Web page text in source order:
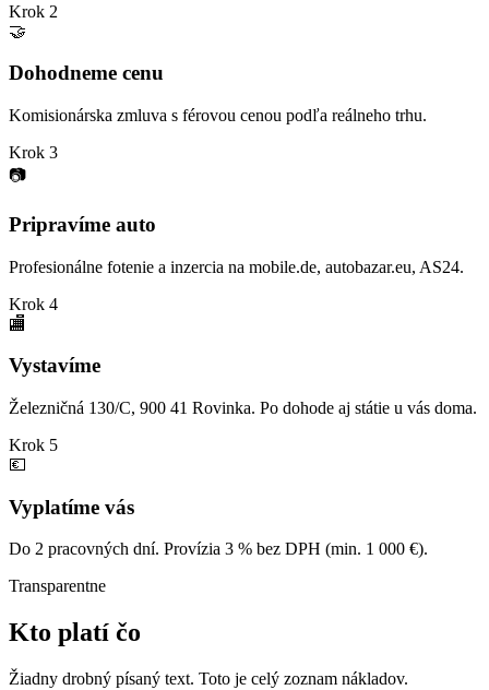
Krok 2
🤝
Dohodneme cenu
Komisionárska zmluva s férovou cenou podľa reálneho trhu.
Krok 3
📷
Pripravíme auto
Profesionálne fotenie a inzercia na mobile.de, autobazar.eu, AS24.
Krok 4
🏬
Vystavíme
Železničná 130/C, 900 41 Rovinka. Po dohode aj státie u vás doma.
Krok 5
💶
Vyplatíme vás
Do 2 pracovných dní. Provízia 3 % bez DPH (min. 1 000 €).
Transparentne
Kto platí čo
Žiadny drobný písaný text. Toto je celý zoznam nákladov.